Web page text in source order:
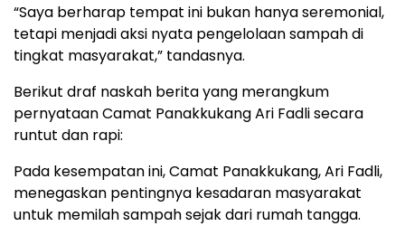
“Saya berharap tempat ini bukan hanya seremonial,
tetapi menjadi aksi nyata pengelolaan sampah di
tingkat masyarakat,” tandasnya.
Berikut draf naskah berita yang merangkum
pernyataan Camat Panakkukang Ari Fadli secara
runtut dan rapi:
Pada kesempatan ini, Camat Panakkukang, Ari Fadli,
menegaskan pentingnya kesadaran masyarakat
untuk memilah sampah sejak dari rumah tangga.